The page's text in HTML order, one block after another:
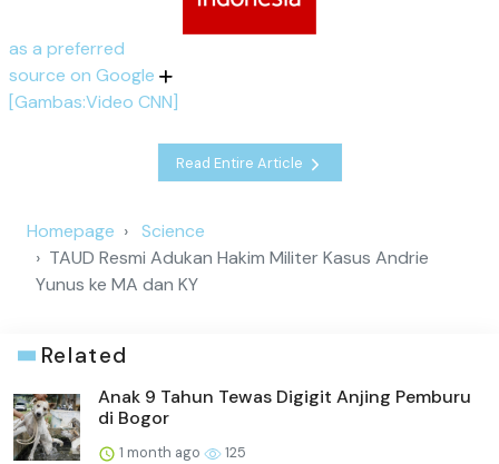
as a preferred
source on Google
[Gambas:Video CNN]
Read Entire Article
Homepage
Science
TAUD Resmi Adukan Hakim Militer Kasus Andrie
Yunus ke MA dan KY
Related
Anak 9 Tahun Tewas Digigit Anjing Pemburu
di Bogor
1 month ago 125